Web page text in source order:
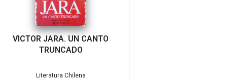
VICTOR JARA. UN CANTO
TRUNCADO
Literatura Chilena